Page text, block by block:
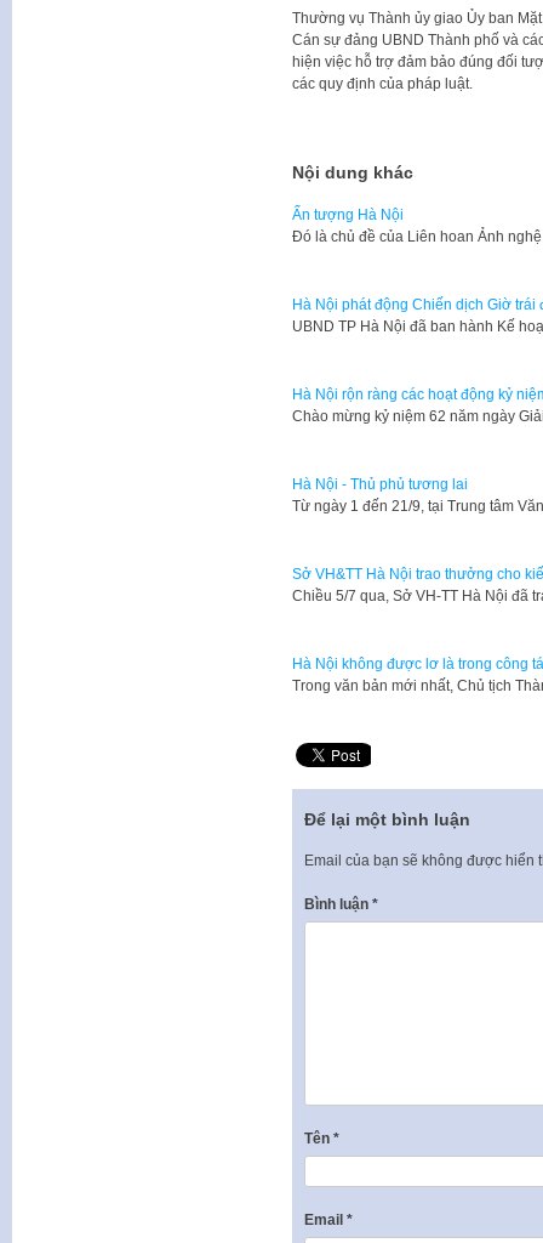
Thường vụ Thành ủy giao Ủy ban
Cán sự đảng UBND Thành phố và
hiện việc hỗ trợ đảm bảo đúng đối
các quy định của pháp luật.
Nội dung khác
Ấn tượng Hà Nội
Đó là chủ đề của Liên hoan Ảnh
Hà Nội phát động Chiến dịch Giờ trái
UBND TP Hà Nội đã ban hành Kế
Hà Nội rộn ràng các hoạt động kỷ
Chào mừng kỷ niệm 62 năm ngày
Hà Nội - Thủ phủ tương lai
Từ ngày 1 đến 21/9, tại Trung tâm
Sở VH&TT Hà Nội trao thưởng cho
Chiều 5/7 qua, Sở VH-TT Hà Nội đã
Hà Nội không được lơ là trong công
Trong văn bản mới nhất, Chủ tịch
Để lại một bình luận
Email của bạn sẽ không được hiển
Bình luận *
Tên *
Email *